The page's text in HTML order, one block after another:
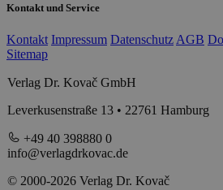
Kontakt und Service
Kontakt Impressum Datenschutz AGB
Sitemap
Verlag Dr. Kovač GmbH
Leverkusenstraße 13 • 22761 Hamburg
+49 40 398880 0
info@verlagdrkovac.de
© 2000-2026 Verlag Dr. Kovač